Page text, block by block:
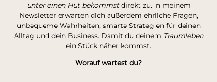
unter einen Hut bekommstdirekt zu. In meinem
Newsletter erwarten dich außerdem ehrliche Fragen,
unbequeme Wahrheiten, smarte Strategien für deinen
Alltag und dein Business. Damit du deinem Traumleben
ein Stück näher kommst.
Worauf wartest du?